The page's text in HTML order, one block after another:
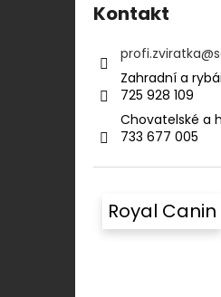
Kontakt
profi.zviratka@
Zahradní a
725 928 109​​
Chovatelské a
733 677 005
Royal Canin